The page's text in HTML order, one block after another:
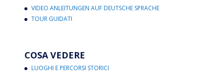
VIDEO ANLEITUNGEN AUF DEUTSCHE SPRACHE
TOUR GUIDATI
COSA VEDERE
LUOGHI E PERCORSI STORICI